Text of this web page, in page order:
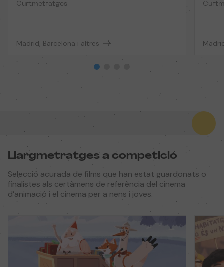
Curtmetratges
Madrid, Barcelona i altres
Llargmetratges a competició
Selecció acurada de films que han estat guardonats o
finalistes als certàmens de referència del cinema
d’animació i el cinema per a nens i joves.